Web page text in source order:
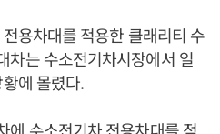
용차대를 적용한 클래리티 수
차는 수소전기차시장에서 일
에 몰렸다.